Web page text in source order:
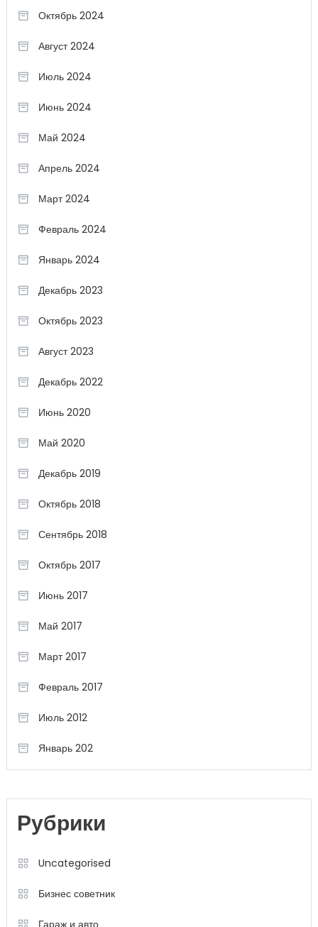
Октябрь 2024
Август 2024
Июль 2024
Июнь 2024
Май 2024
Апрель 2024
Март 2024
Февраль 2024
Январь 2024
Декабрь 2023
Октябрь 2023
Август 2023
Декабрь 2022
Июнь 2020
Май 2020
Декабрь 2019
Октябрь 2018
Сентябрь 2018
Октябрь 2017
Июнь 2017
Май 2017
Март 2017
Февраль 2017
Июль 2012
Январь 202
Рубрики
Uncategorised
Бизнес советник